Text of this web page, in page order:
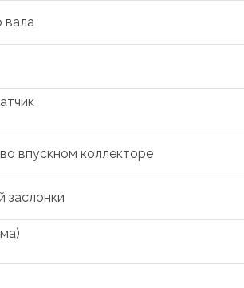
вала
впускном коллекторе
заслонки